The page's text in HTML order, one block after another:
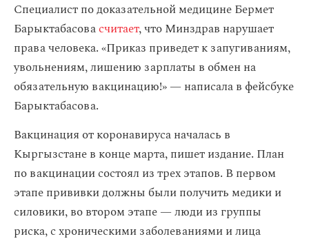
Специалист по доказательной медицине Бермет
Барыктабасовасчитает, что Минздрав нарушает
права человека. «Приказ приведет к запугиваниям,
увольнениям, лишению зарплаты в обмен на
обязательную вакцинацию!» — написала в фейсбуке
Барыктабасова.
Вакцинация от коронавируса началась в
Кыргызстане в конце марта, пишет издание. План
по вакцинации состоял из трех этапов. В первом
этапе прививки должны были получить медики и
силовики, во втором этапе — люди из группы
риска, с хроническими заболеваниями и лица